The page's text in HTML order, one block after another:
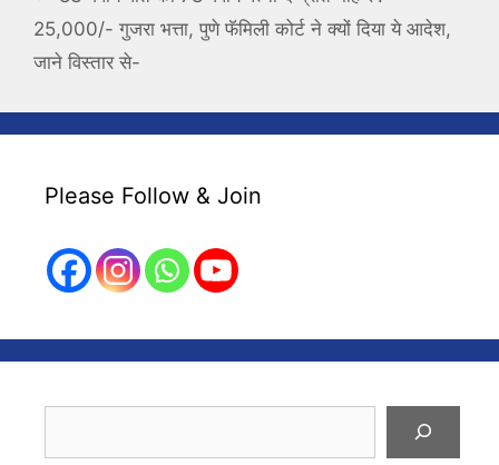
25,000/- गुजरा भत्ता, पुणे फॅमिली कोर्ट ने क्यों दिया ये आदेश,
जाने विस्तार से-
Please Follow & Join